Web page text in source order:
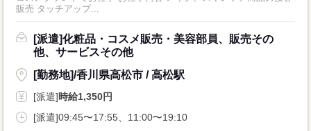
販売 タッチアップ...
[派遣]化粧品・コスメ販売・美容部員、販売その
他、サービスその他
[勤務地]/香川県高松市 / 高松駅
[派遣]時給1,350円
[派遣]09:45〜17:55、11:00〜19:10